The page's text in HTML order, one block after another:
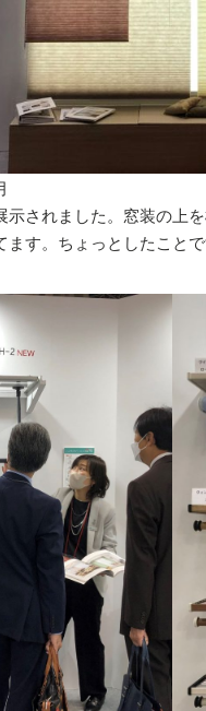
されました。窓装の上
ます。ちょっとしたこと